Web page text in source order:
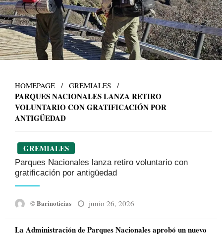
HOMEPAGE GREMIALES
PARQUES NACIONALES LANZA RETIRO
VOLUNTARIO CON GRATIFICACIÓN POR
ANTIGÜEDAD
GREMIALES
Parques Nacionales lanza retiro voluntario con
gratificación por antigüedad
© Barinoticias
Posted
junio 26, 2026
La Administración de Parques Nacionales aprobó un nuevo